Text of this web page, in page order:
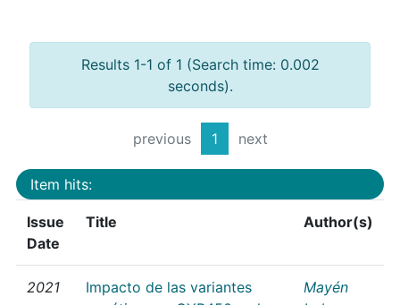
Results 1-1 of 1 (Search time: 0.002
seconds).
previous 1 next
Item hits:
Issue
Date
Title Author(s)
2021
Impacto de las variantes
Mayén